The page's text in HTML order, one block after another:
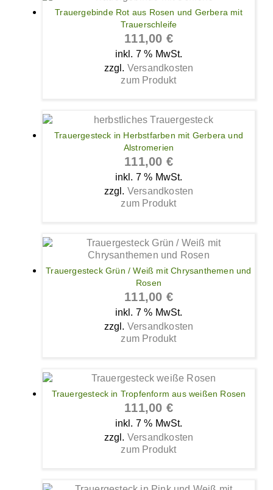
Trauergebinde Rot aus Rosen und Gerbera mit
Trauerschleife
111,00 €
inkl. 7 % MwSt.
zzgl. Versandkosten
zum Produkt
Trauergesteck in Herbstfarben mit Gerbera und
Alstromerien
111,00 €
inkl. 7 % MwSt.
zzgl. Versandkosten
zum Produkt
Trauergesteck Grün / Weiß mit Chrysanthemen und
Rosen
111,00 €
inkl. 7 % MwSt.
zzgl. Versandkosten
zum Produkt
Trauergesteck in Tropfenform aus weißen Rosen
111,00 €
inkl. 7 % MwSt.
zzgl. Versandkosten
zum Produkt